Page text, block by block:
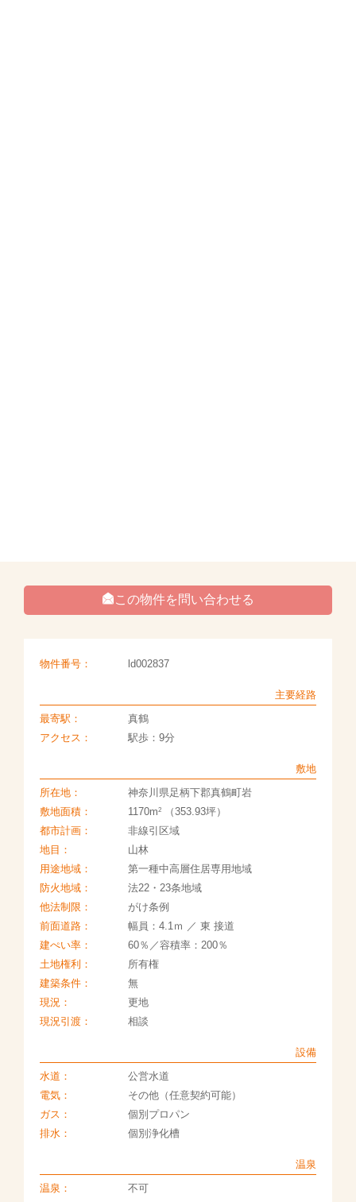
この物件を問い合わせる
物件番号： ld002837
主要経路
最寄駅：
真鶴
アクセス：
駅歩：9分
敷地
所在地：
神奈川県足柄下郡真鶴町岩
敷地面積：
1170m2（353.93坪）
都市計画：
非線引区域
地目：
山林
用途地域：
第一種中高層住居専用地域
防火地域：
法22・23条地域
他法制限：
がけ条例
前面道路：
幅員：4.1ｍ ／ 東 接道
建ぺい率：
60％／容積率：200％
土地権利：
所有権
建築条件：
無
現況：
更地
現況引渡：
相談
設備
水道：
公営水道
電気：
その他（任意契約可能）
ガス：
個別プロパン
排水：
個別浄化槽
温泉
温泉：
不可